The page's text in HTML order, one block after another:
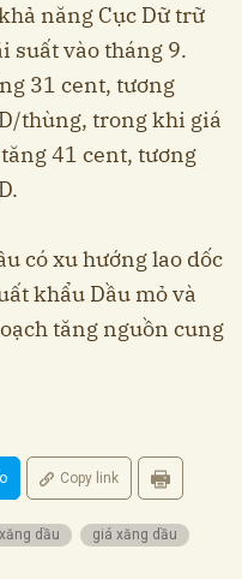
năng Cục Dữ trữ
suất vào tháng 9.
31 cent, tương
thùng, trong khi giá
41 cent, tương
có xu hướng lao dốc
khẩu Dầu mỏ và
tăng nguồn cung
Copy link
xăng dầu giá xăng dầu